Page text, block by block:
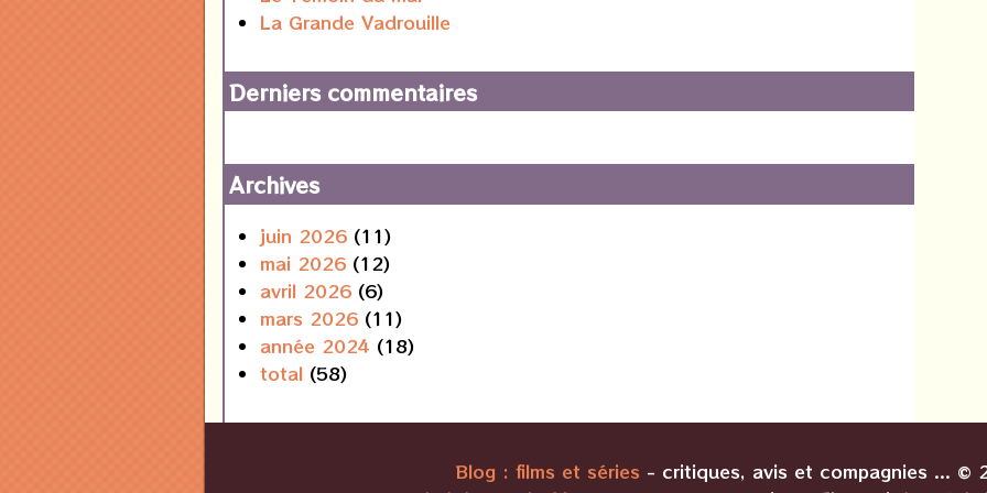
La Grande Vadrouille
Derniers commentaires
Archives
juin 2026 (11)
mai 2026 (12)
avril 2026 (6)
mars 2026 (11)
année 2024 (18)
total (58)
Blog : films et séries - critiques, avis et compagnies ... ©